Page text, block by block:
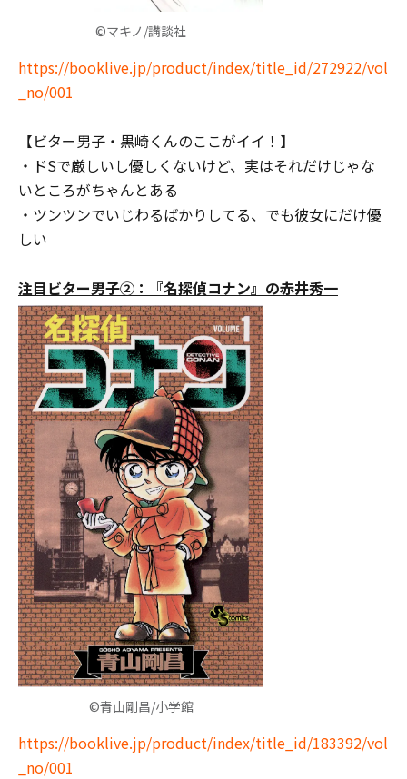
©マキノ/講談社
https://booklive.jp/product/index/title_id/272922/vol
_no/001
【ビター男子・黒崎くんのここがイイ！】
・ドSで厳しいし優しくないけど、実はそれだけじゃな
いところがちゃんとある
・ツンツンでいじわるばかりしてる、でも彼女にだけ優
しい
注目ビター男子②：『名探偵コナン』の赤井秀一
©青山剛昌/小学館
https://booklive.jp/product/index/title_id/183392/vol
_no/001